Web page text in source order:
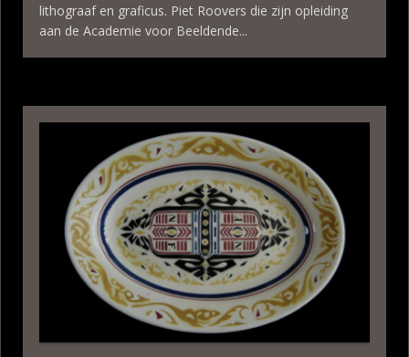
lithograaf en graficus. Piet Roovers die zijn opleiding
aan de Academie voor Beeldende...